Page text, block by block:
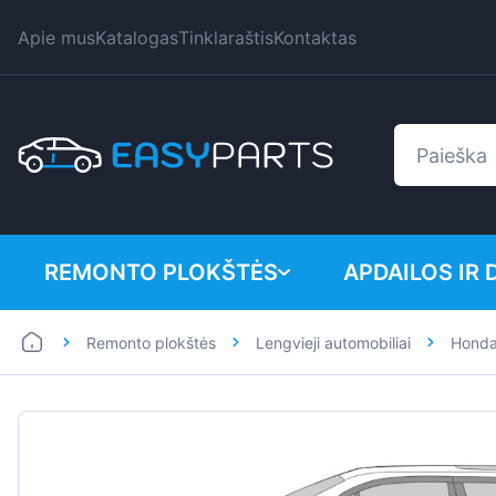
Apie musKatalogasTinklaraštisKontaktas
REMONTO PLOKŠTĖS
Lengvieji automobiliai
APDAILOS IR
BMW
Fiat
Remonto plokštės Lengvieji automobiliai Honda